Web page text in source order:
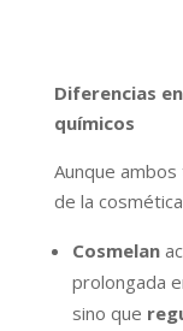
Diferencias
químicos
Aunque
de la
Cosmelan
prolongada
sino que